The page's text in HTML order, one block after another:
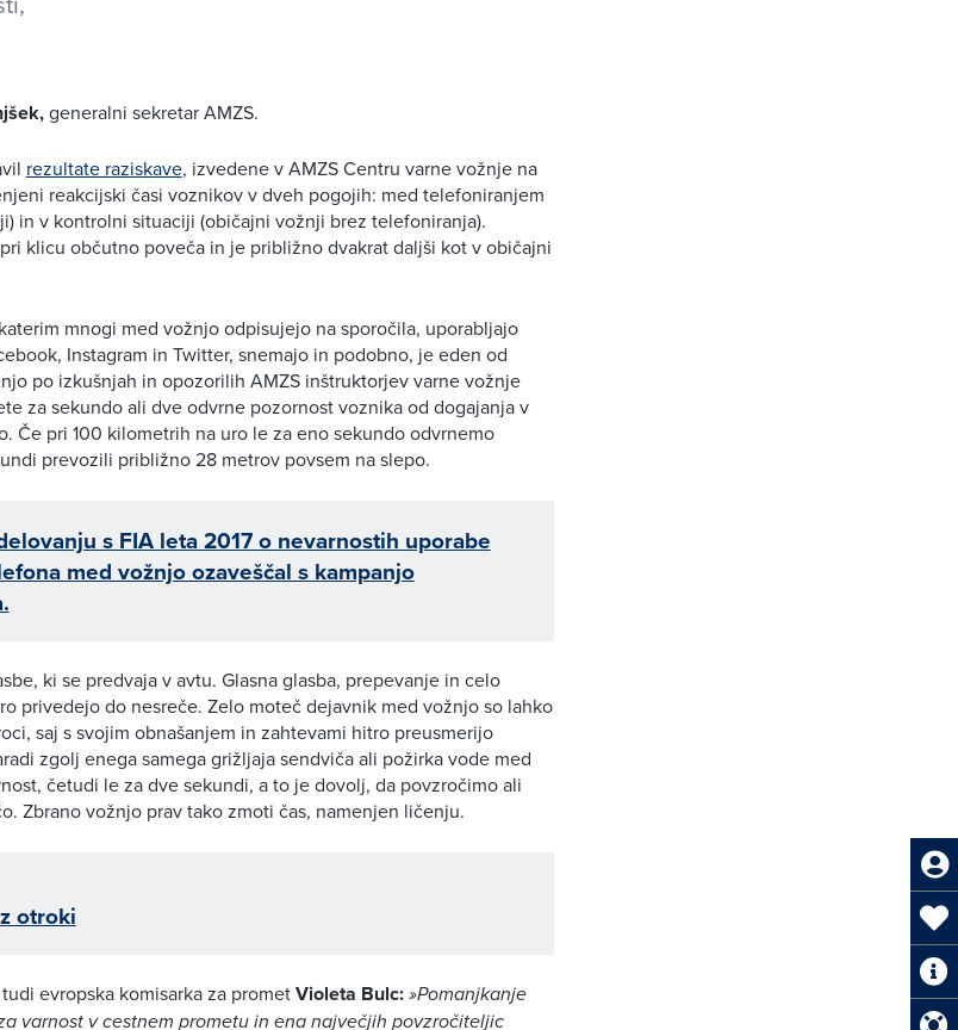
generalni sekretar AMZS.
rezultate raziskave, izvedene v AMZS Centru varne vožnje na
reakcijski časi voznikov v dveh pogojih: med telefoniranjem
in v kontrolni situaciji (običajni vožnji brez telefoniranja).
klicu občutno poveča in je približno dvakrat daljši kot v običajni
mnogi med vožnjo odpisujejo na sporočila, uporabljajo
Instagram in Twitter, snemajo in podobno, je eden od
po izkušnjah in opozorilih AMZS inštruktorjev varne vožnje
za sekundo ali dve odvrne pozornost voznika od dogajanja v
Če pri 100 kilometrih na uro le za eno sekundo odvrnemo
prevozili približno 28 metrov povsem na slepo.
s FIA leta 2017 o nevarnostih uporabe
med vožnjo ozaveščal s kampanjo
ki se predvaja v avtu. Glasna glasba, prepevanje in celo
privedejo do nesreče. Zelo moteč dejavnik med vožnjo so lahko
saj s svojim obnašanjem in zahtevami hitro preusmerijo
zgolj enega samega grižljaja sendviča ali požirka vode med
četudi le za dve sekundi, a to je dovolj, da povzročimo ali
Zbrano vožnjo prav tako zmoti čas, namenjen ličenju.
otroki
evropska komisarka za prometVioleta Bulc:»Pomanjkanje
varnost v cestnem prometu in ena največjih povzročiteljic